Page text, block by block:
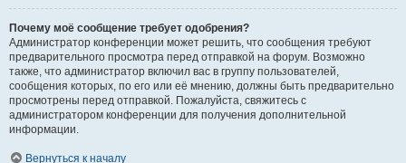
Почему моё сообщение требует одобрения?
Администратор конференции может решить, что сообщения требуют
предварительного просмотра перед отправкой на форум. Возможно
также, что администратор включил вас в группу пользователей,
сообщения которых, по его или её мнению, должны быть предварительно
просмотрены перед отправкой. Пожалуйста, свяжитесь с
администратором конференции для получения дополнительной
информации.
Вернуться к началу